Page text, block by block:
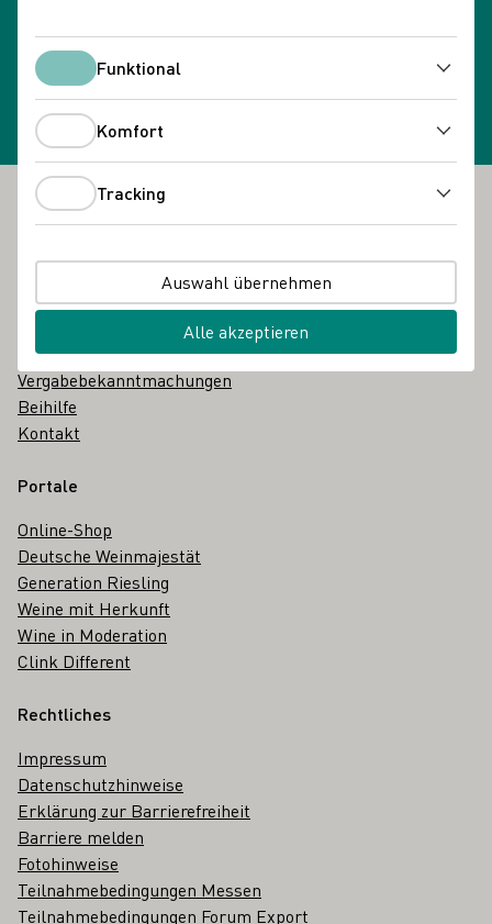
Newsletteranmeldung
Newsletter wählen
Fußbereich
Das DWI
Über uns in einfacher Sprache
Karriere
Vergabebekanntmachungen
Beihilfe
Kontakt
Portale
Online-Shop
Deutsche Weinmajestät
Generation Riesling
Weine mit Herkunft
Wine in Moderation
Clink Different
Rechtliches
Impressum
Datenschutzhinweise
Erklärung zur Barrierefreiheit
Barriere melden
Fotohinweise
Teilnahmebedingungen Messen
Teilnahmebedingungen Forum Export
FunktionalFunktional
Komfort
Tracking
Auswahl übernehmen
Alle akzeptieren